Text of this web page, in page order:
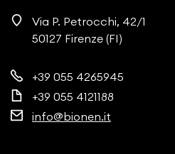
Via P. Petrocchi, 42/1
50127 Firenze (FI)
+39 055 4265945
+39 055 4121188
info@bionen.it